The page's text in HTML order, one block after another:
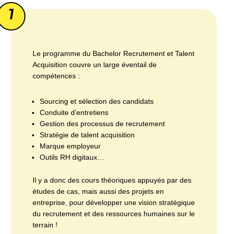
1
Le programme du Bachelor Recrutement et Talent
Acquisition couvre un large éventail de
compétences :
Sourcing et sélection des candidats
Conduite d’entretiens
Gestion des processus de recrutement
Stratégie de talent acquisition
Marque employeur
Outils RH digitaux…
Il y a donc des cours théoriques appuyés par des
études de cas, mais aussi des projets en
entreprise, pour développer une vision stratégique
du recrutement et des ressources humaines sur le
terrain !